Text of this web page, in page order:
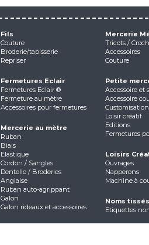
Fils
Couture
Broderie/tapisserie
Repriser
Fermetures Eclair
Fermetures Eclair ®
Fermeture au mètre
Accessoires pour fermetures
Mercerie au mètre
Ruban
Biais
Elastique
Cordon / Sangles
Dentelle / Broderies
Anglaise
Ruban auto-agrippant
Galon
Galon rideaux et accessoires
Mercerie
Tricots /
Accessoires
Couture
Petite
Accessoire et
Accessoire
Loisir créatif
Editions
Fermetures
Loisirs
Ouvrages
Napperons
Machine à
Noms tissés
Etiquettes